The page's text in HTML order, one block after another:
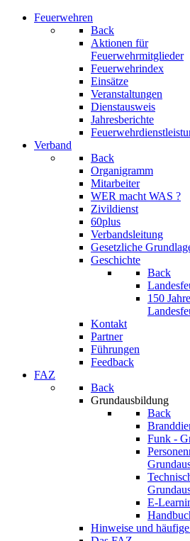
Feuerwehren
Back
Aktionen für
Feuerwehrmitglieder
Feuerwehrindex
Einsätze
Veranstaltungen
Dienstausweis
Jahresberichte
Verband
Back
Organigramm
Mitarbeiter
WER macht WAS ?
Zivildienst
60plus
Verbandsleitung
Gesetzliche
Geschichte
Back
150 Jahre
Kontakt
Partner
Führungen
Feedback
FAZ
Back
Grundausbildung
Back
Funk -
E-
Hinweise und